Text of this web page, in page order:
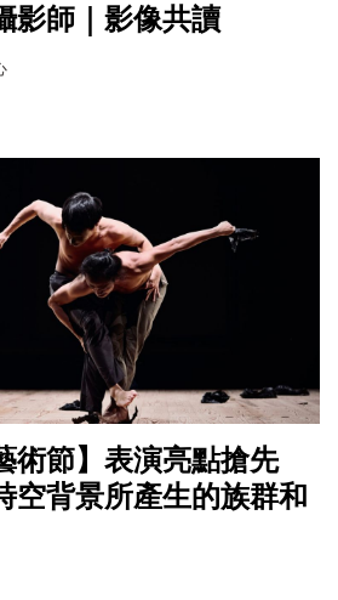
影師｜影像共讀
術節】表演亮點搶先
空背景所產生的族群和